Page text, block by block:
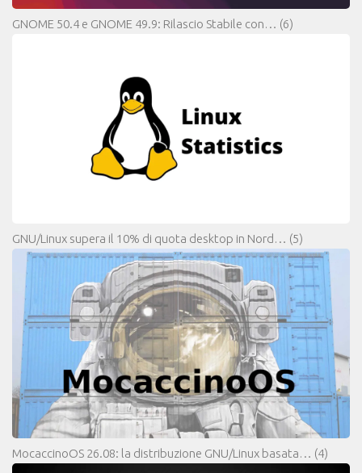
GNOME 50.4 e GNOME 49.9: Rilascio Stabile con… (6)
GNU/Linux supera il 10% di quota desktop in Nord… (5)
MocaccinoOS 26.08: la distribuzione GNU/Linux basata… (4)